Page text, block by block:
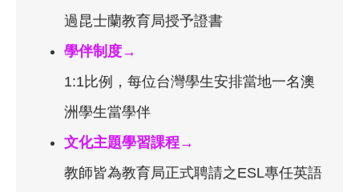
過昆士蘭教育局授予證書
學伴制度→
1:1比例，每位台灣學生安排當地一名澳
洲學生當學伴
文化主題學習課程→
教師皆為教育局正式聘請之ESL專任英語